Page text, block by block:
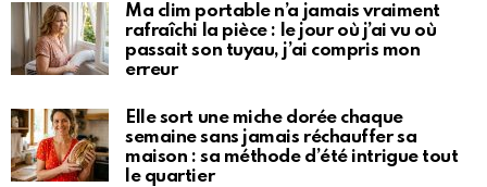
Ma clim portable n’a jamais vraiment
rafraîchi la pièce : le jour où j’ai vu où
passait son tuyau, j’ai compris mon
erreur
Elle sort une miche dorée chaque
semaine sans jamais réchauffer sa
maison : sa méthode d’été intrigue tout
le quartier